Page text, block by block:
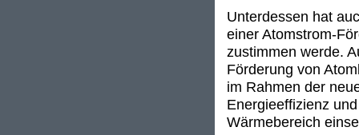
Unterdessen hat
einer Atomstrom-
zustimmen werde.
Förderung von
im Rahmen der
Energieeffizienz
Wärmebereich